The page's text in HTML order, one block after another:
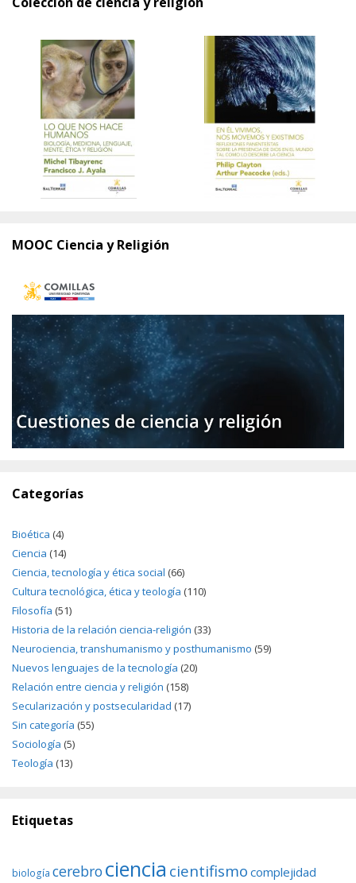
MOOC Ciencia y Religión
Categorías
Bioética (4)
Ciencia (14)
Ciencia, tecnología y ética social (66)
Cultura tecnológica, ética y teología (110)
Filosofía (51)
Historia de la relación ciencia-religión (33)
Neurociencia, transhumanismo y posthumanismo (59)
Nuevos lenguajes de la tecnología (20)
Relación entre ciencia y religión (158)
Secularización y postsecularidad (17)
Sin categoría (55)
Sociología (5)
Teología (13)
Etiquetas
biología cerebro ciencia cientifismo complejidad